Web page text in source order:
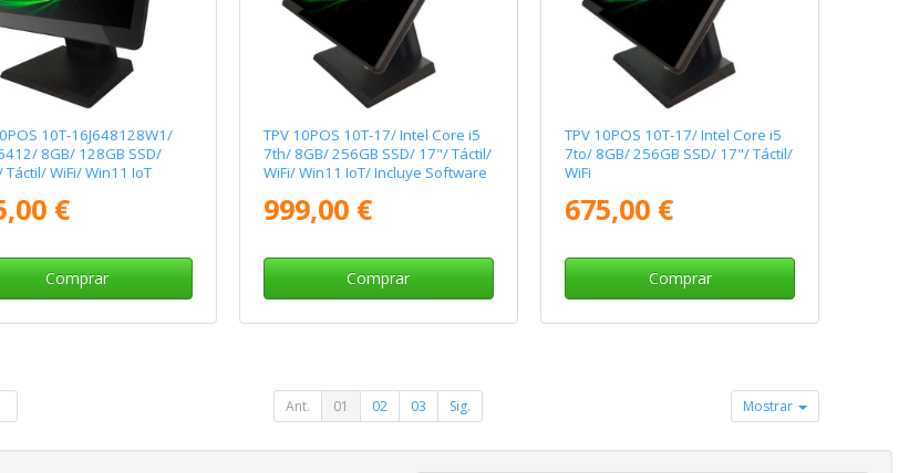
10T-16J648128W1/
8GB/ 128GB SSD/
Táctil/ WiFi/ Win11 IoT
€
Comprar
TPV 10POS 10T-17/ Intel Core i5
7th/ 8GB/ 256GB SSD/ 17"/ Táctil/
WiFi/ Win11 IoT/ Incluye Software
999,00 €
Comprar
TPV 10POS 10T-17/ Intel Core i5
7to/ 8GB/ 256GB SSD/ 17"/ Táctil/
WiFi
675,00 €
Comprar
Ant. 01 02 03 Sig. Mostrar